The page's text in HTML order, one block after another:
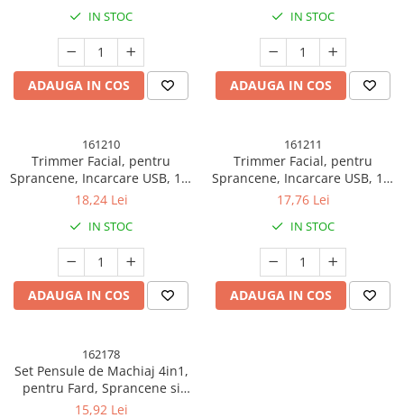
IN STOC
ADAUGA IN COS
IN STOC
ADAUGA IN COS
161210
Trimmer Facial, pentru
Sprancene, Incarcare USB, 1.5
x 13 cm, din ABS, Sampanie
18,24 Lei
IN STOC
ADAUGA IN COS
161211
Trimmer Facial, pentru
Sprancene, Incarcare USB, 1.5
x 13 cm, din ABS, Roz Auriu
17,76 Lei
IN STOC
ADAUGA IN COS
162178
Set Pensule de Machiaj 4in1,
pentru Fard, Sprancene si
Buze, 16 cm, din Plastic,
15,92 Lei